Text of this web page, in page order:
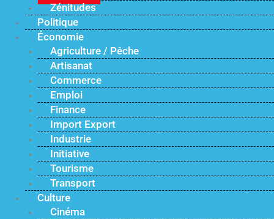
Zénitudes
Politique
Économie
Agriculture / Pêche
Artisanat
Commerce
Emploi
Finance
Import Export
Industrie
Initiative
Tourisme
Transport
Culture
Cinéma